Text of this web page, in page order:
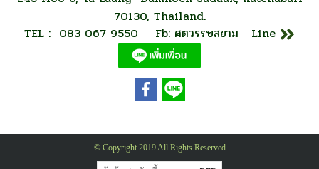
70130, Thailand.
TEL : 083 067 9550 Fb: ศตวรรษสยาม Line
© Copyright 2019 All Rights Reserved